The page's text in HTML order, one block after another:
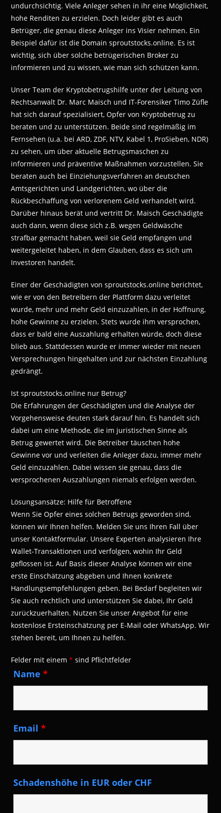
undurchsichtig. Viele Anleger sehen in ihr eine Möglichkeit,
hohe Renditen zu erzielen. Doch leider gibt es auch
Betrüger, die genau diese Anleger ins Visier nehmen. Ein
Beispiel dafür ist die Domain sproutstocks.online. Es ist
wichtig, sich über solche betrügerischen Broker zu
informieren und zu wissen, wie man sich schützen kann.
Unser Team der Kryptobetrugshilfe unter der Leitung von
Rechtsanwalt Dr. Marc Maisch und IT-Forensiker Timo Züfle
hat sich darauf spezialisiert, Opfer von Kryptobetrug zu
beraten und zu unterstützen. Beide sind regelmäßig im
Fernsehen (u.a. bei ARD, ZDF, NTV, Kabel 1, ProSieben, NDR)
zu sehen, um über aktuelle Betrugsmaschen zu
informieren und präventive Maßnahmen vorzustellen. Sie
beraten auch bei Einziehungsverfahren an deutschen
Amtsgerichten und Landgerichten, wo über die
Rückbeschaffung von verlorenem Geld verhandelt wird.
Darüber hinaus berät und vertritt Dr. Maisch Geschädigte
auch dann, wenn diese sich z.B. wegen Geldwäsche
strafbar gemacht haben, weil sie Geld empfangen und
weitergeleitet haben, in dem Glauben, dass es sich um
Investoren handelt.
Einer der Geschädigten von sproutstocks.online berichtet,
wie er von den Betreibern der Plattform dazu verleitet
wurde, mehr und mehr Geld einzuzahlen, in der Hoffnung,
hohe Gewinne zu erzielen. Stets wurde ihm versprochen,
dass er bald eine Auszahlung erhalten würde, doch diese
blieb aus. Stattdessen wurde er immer wieder mit neuen
Versprechungen hingehalten und zur nächsten Einzahlung
gedrängt.
Ist sproutstocks.online nur Betrug?
Die Erfahrungen der Geschädigten und die Analyse der
Vorgehensweise deuten stark darauf hin. Es handelt sich
dabei um eine Methode, die im juristischen Sinne als
Betrug gewertet wird. Die Betreiber täuschen hohe
Gewinne vor und verleiten die Anleger dazu, immer mehr
Geld einzuzahlen. Dabei wissen sie genau, dass die
versprochenen Auszahlungen niemals erfolgen werden.
Lösungsansätze: Hilfe für Betroffene
Wenn Sie Opfer eines solchen Betrugs geworden sind,
können wir Ihnen helfen. Melden Sie uns Ihren Fall über
unser Kontaktformular. Unsere Experten analysieren Ihre
Wallet-Transaktionen und verfolgen, wohin Ihr Geld
geflossen ist. Auf Basis dieser Analyse können wir eine
erste Einschätzung abgeben und Ihnen konkrete
Handlungsempfehlungen geben. Bei Bedarf begleiten wir
Sie auch rechtlich und unterstützen Sie dabei, Ihr Geld
zurückzuerhalten. Nutzen Sie unser Angebot für eine
kostenlose Ersteinschätzung per E-Mail oder WhatsApp. Wir
stehen bereit, um Ihnen zu helfen.
Felder mit einem* sind Pflichtfelder
Name*
Email*
Schadenshöhe in EUR oder CHF